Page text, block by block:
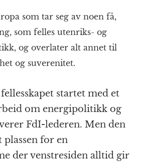
som tar seg av noen få,
som felles utenriks- og
og overlater alt annet til
og suverenitet.
startet med et
om energipolitikk og
FdI-lederen. Men den
plassen for en
der venstresiden alltid gir